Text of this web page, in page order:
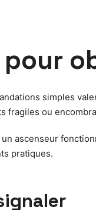
simples
ou
ascenseur
pratiques.